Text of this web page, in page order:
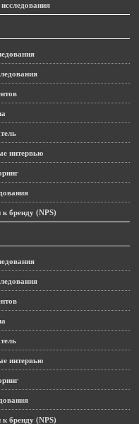
интервью
к бренду (NPS)
интервью
к бренду (NPS)